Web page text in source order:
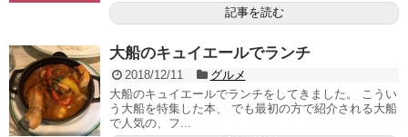
記事を読む
大船のキュイエールでランチ
2018/12/11
グルメ
大船のキュイエールでランチをしてきました。 こうい
う大船を特集した本、 でも最初の方で紹介される大船
で人気の、フ...